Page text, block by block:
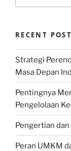
RECENT
Strategi
Masa Depan
Pentingnya
Pengelolaan
Pengertian
Peran UMKM